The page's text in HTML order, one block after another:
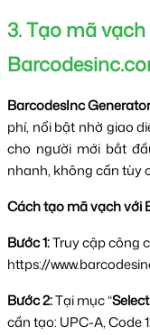
3. Tạo mã
BarcodesInc
phí, nổi bật nhờ giao
cho người mới bắt
nhanh, không cần tùy
Cách tạo mã vạch với
Bước 1: Truy cập công
https://
Bước 2: Tại mục “
cần tạo: UPC-A, Code